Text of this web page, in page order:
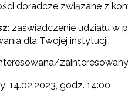
doradcze związane z
: zaświadczenie udziału w
dla Twojej instytucji.
14.02.2023, godz. 14:00